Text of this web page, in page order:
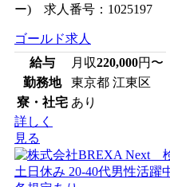
ー) 求人番号：1025197
ゴールド求人
給与
月収220,000円〜
勤務地
東京都 江東区
寮・社宅 あり
詳しく
見る